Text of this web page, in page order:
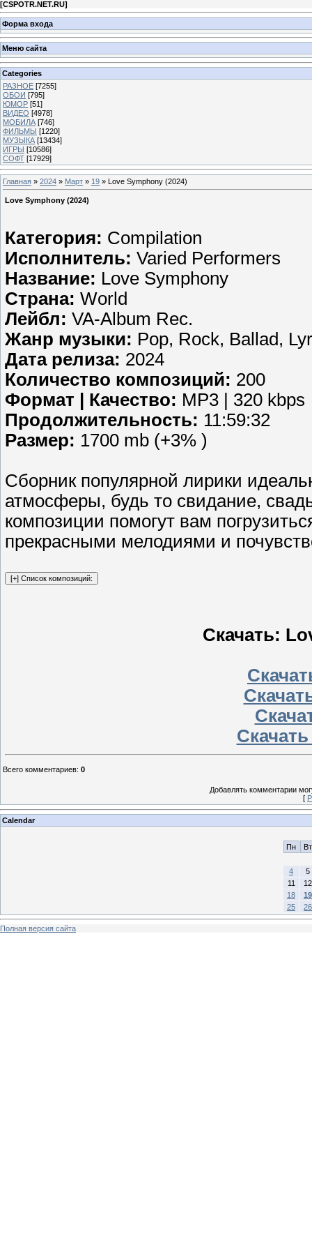
[CSPOTR.NET.RU]
Форма входа
Меню сайта
Categories
РАЗНОЕ [7255]
ОБОИ [795]
ЮМОР [51]
ВИДЕО [4978]
МОБИЛА [746]
ФИЛЬМЫ [1220]
МУЗЫКА [13434]
ИГРЫ [10586]
СОФТ [17929]
Главная » 2024 » Март » 19 » Love Symphony (2024)
Love Symphony (2024)
Категория: Compilation
Исполнитель: Varied Performers
Название: Love Symphony
Страна: World
Лейбл: VA-Album Rec.
Жанр музыки: Pop, Rock, Ballad,
Дата релиза: 2024
Количество композиций: 200
Формат | Качество: MP3 | 320 kbps
Продолжительность: 11:59:32
Размер: 1700 mb (+3% )
Сборник популярной лирики
атмосферы, будь то свидание,
композиции помогут вам
прекрасными мелодиями и
Скачать:
Всего комментариев: 0
Добавлять комментарии
[
Calendar
Пн Вт
4
5
11
12
18
19
25
26
Полная версия сайта